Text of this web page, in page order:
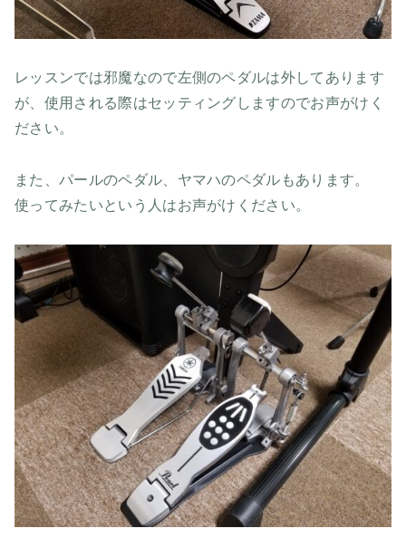
レッスンでは邪魔なので左側のペダルは外してあります
が、使用される際はセッティングしますのでお声がけく
ださい。
また、パールのペダル、ヤマハのペダルもあります。
使ってみたいという人はお声がけください。